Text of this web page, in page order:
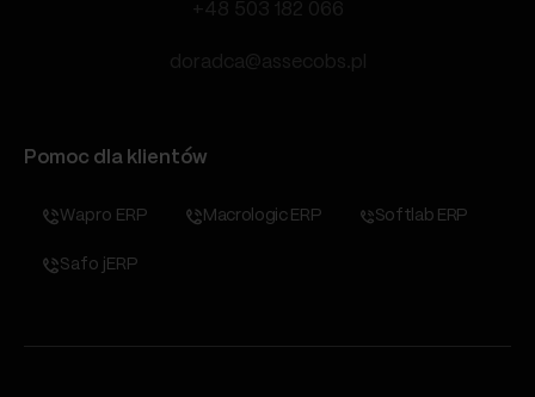
+48 503 182 066
doradca@assecobs.pl
Pomoc dla klientów
Wapro ERP Macrologic ERP Softlab ERP
Safo jERP